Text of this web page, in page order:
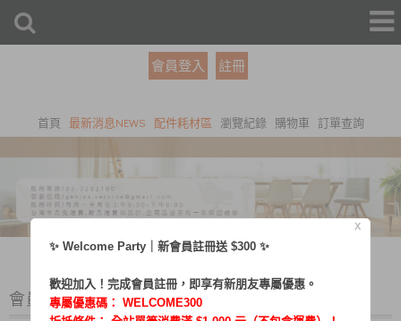
會員登入 註冊
首頁 最新消息NEWS 配件耗材區 瀏覽紀錄 購物車 訂單查詢
會員登入
X
✨ Welcome Party｜新會員註冊送 $300 ✨
歡迎加入！完成會員註冊，即享有新朋友專屬優惠。
專屬優惠碼： WELCOME300